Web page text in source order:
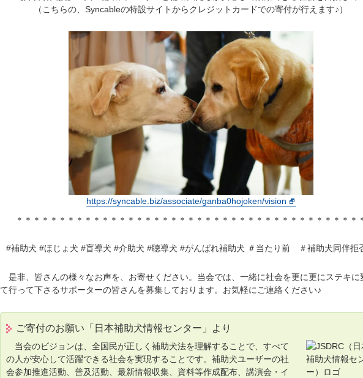
（こちらの、Syncableの特設サイトからクレジットカードでの寄付が行えます♪）
https://syncable.biz/associate/ganba0hojoken/vision
＊＊＊＊＊＊＊＊＊＊＊＊＊＊＊＊＊＊＊＊＊＊＊＊＊＊＊＊＊＊＊＊＊＊＊＊＊＊＊＊
#補助犬 #ほじょ犬 #盲導犬 #介助犬 #聴導犬 #がんばれ補助犬 ＃当たり前 ＃補助犬同伴拒
是非、皆さんの様々なお声を、お寄せください。当会では、一緒に社会を更に更にステキに
て行って下さるサポーターの皆さんを募集しております。お気軽にご連絡ください♪
ご寄付のお願い「日本補助犬情報センター」より
当会のビジョンは、全国民が正しく補助犬法を理解することで、すべて
の人が安心して活躍できる社会を実現することです。補助犬ユーザーの社
会参加推進活動、普及活動、最新情報収集、資料等作成配布、講演会・イ